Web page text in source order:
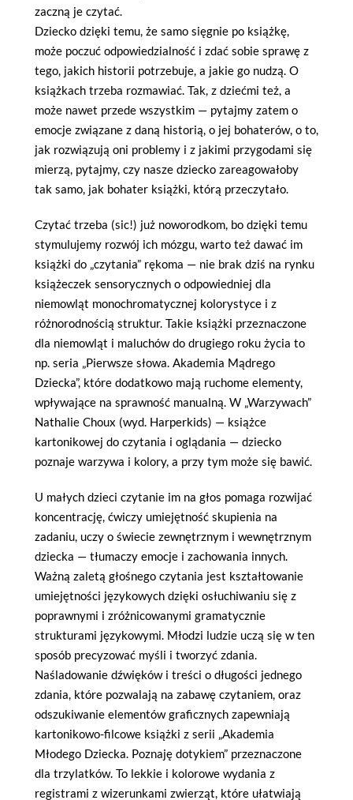
zaczną je czytać.
Dziecko dzięki temu, że samo sięgnie po książkę,
może poczuć odpowiedzialność i zdać sobie sprawę z
tego, jakich historii potrzebuje, a jakie go nudzą. O
książkach trzeba rozmawiać. Tak, z dziećmi też, a
może nawet przede wszystkim — pytajmy zatem o
emocje związane z daną historią, o jej bohaterów, o to,
jak rozwiązują oni problemy i z jakimi przygodami się
mierzą, pytajmy, czy nasze dziecko zareagowałoby
tak samo, jak bohater książki, którą przeczytało.
Czytać trzeba (sic!) już noworodkom, bo dzięki temu
stymulujemy rozwój ich mózgu, warto też dawać im
książki do „czytania” rękoma — nie brak dziś na rynku
książeczek sensorycznych o odpowiedniej dla
niemowląt monochromatycznej kolorystyce i z
różnorodnością struktur. Takie książki przeznaczone
dla niemowląt i maluchów do drugiego roku życia to
np. seria „Pierwsze słowa. Akademia Mądrego
Dziecka”, które dodatkowo mają ruchome elementy,
wpływające na sprawność manualną. W „Warzywach”
Nathalie Choux (wyd. Harperkids) — książce
kartonikowej do czytania i oglądania — dziecko
poznaje warzywa i kolory, a przy tym może się bawić.
U małych dzieci czytanie im na głos pomaga rozwijać
koncentrację, ćwiczy umiejętność skupienia na
zadaniu, uczy o świecie zewnętrznym i wewnętrznym
dziecka — tłumaczy emocje i zachowania innych.
Ważną zaletą głośnego czytania jest kształtowanie
umiejętności językowych dzięki osłuchiwaniu się z
poprawnymi i zróżnicowanymi gramatycznie
strukturami językowymi. Młodzi ludzie uczą się w ten
sposób precyzować myśli i tworzyć zdania.
Naśladowanie dźwięków i treści o długości jednego
zdania, które pozwalają na zabawę czytaniem, oraz
odszukiwanie elementów graficznych zapewniają
kartonikowo-filcowe książki z serii „Akademia
Młodego Dziecka. Poznaję dotykiem” przeznaczone
dla trzylatków. To lekkie i kolorowe wydania z
registrami z wizerunkami zwierząt, które ułatwiają